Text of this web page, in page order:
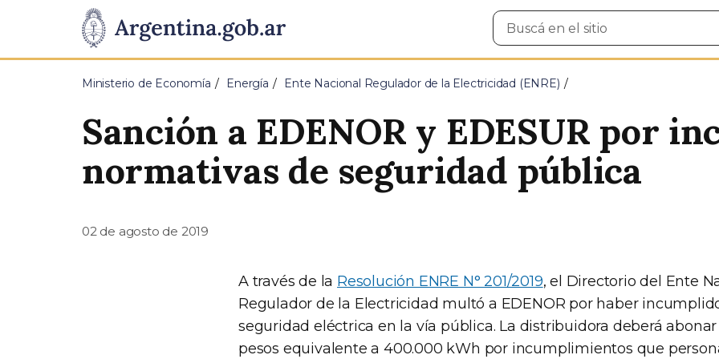
Presidencia
de
Pasar al contenido principal
Buscar
en
Ministerio de Economía Energía Ente Nacional Regulador de la Electricidad (ENRE)
Sanción a EDENOR y EDESUR por
normativas de seguridad pública
02 de agosto de 2019
A través de la Resolución ENRE N° 201/2019, el Directorio del Ente
Regulador de la Electricidad multó a EDENOR por haber
seguridad eléctrica en la vía pública. La distribuidora deberá
pesos equivalente a 400.000 kWh por incumplimientos que